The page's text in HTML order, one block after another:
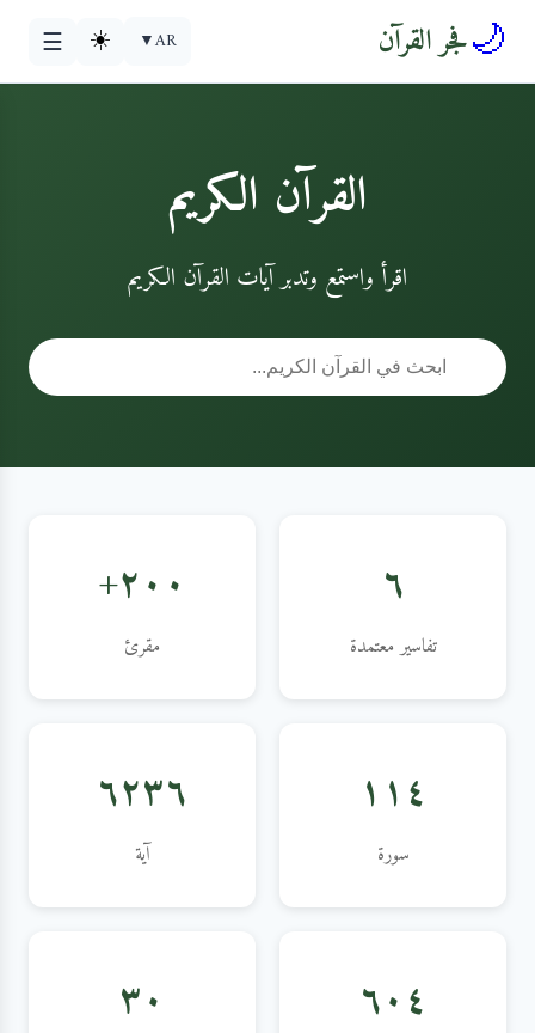
🌙فجر القرآن AR
▼
☀️
☰
القرآن الكريم
اقرأ واستمع وتدبر آيات القرآن الكريم
٦
تفاسير معتمدة
٢٠٠+
مقرئ
١١٤
سورة
٦٢٣٦
آية
٦٠٤ ٣٠